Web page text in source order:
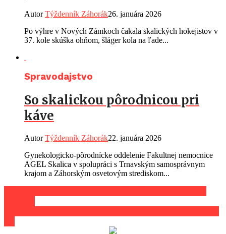
AutorTýždenník Záhorák26. januára 2026
Po výhre v Nových Zámkoch čakala skalických hokejistov v
37. kole skúška ohňom, šláger kola na ľade...
Spravodajstvo
So skalickou pôrodnicou pri
káve
AutorTýždenník Záhorák22. januára 2026
Gynekologicko-pôrodnícke oddelenie Fakultnej nemocnice
AGEL Skalica v spolupráci s Trnavským samosprávnym
krajom a Záhorským osvetovým strediskom...